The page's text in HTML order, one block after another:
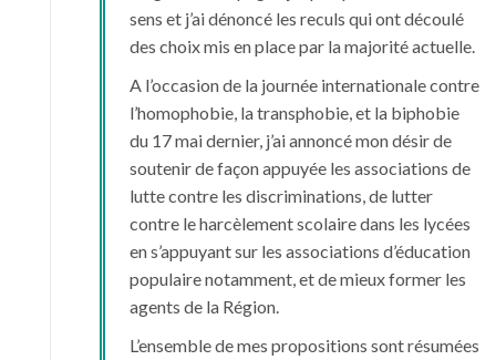
sens et j’ai dénoncé les reculs qui ont découlé
des choix mis en place par la majorité actuelle.
A l’occasion de la journée internationale contre
l’homophobie, la transphobie, et la biphobie
du 17 mai dernier, j’ai annoncé mon désir de
soutenir de façon appuyée les associations de
lutte contre les discriminations, de lutter
contre le harcèlement scolaire dans les lycées
en s’appuyant sur les associations d’éducation
populaire notamment, et de mieux former les
agents de la Région.
L’ensemble de mes propositions sont résumées